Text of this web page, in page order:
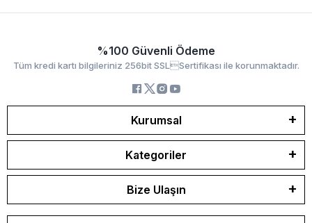
%100 Güvenli Ödeme
Tüm kredi kartı bilgileriniz 256bit SSLSertifikası ile korunmaktadır.
Kurumsal
Kategoriler
Bize Ulaşın